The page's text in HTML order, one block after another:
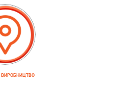
ВИРОБНИЦТВО